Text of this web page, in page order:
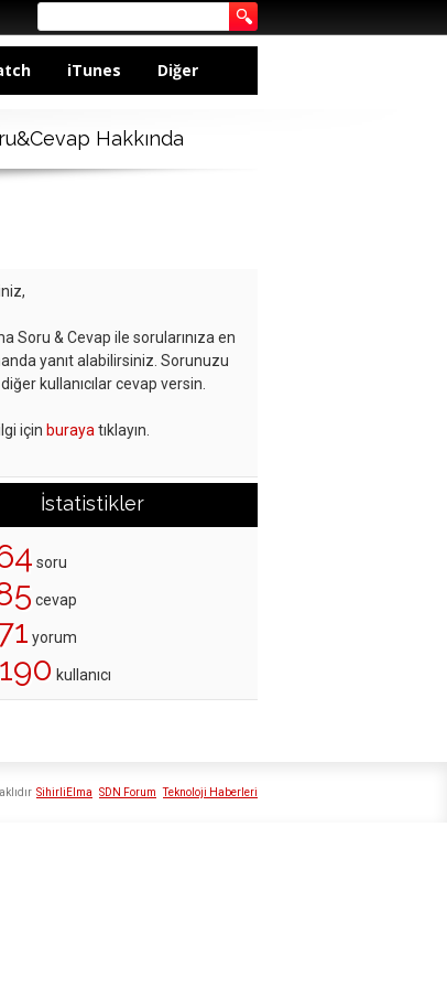
iTunes Diğer
Hakkında
Soru & Cevap ile sorularınıza en
yanıt alabilirsiniz. Sorunuzu
kullanıcılar cevap versin.
için buraya tıklayın.
İstatistikler
soru
cevap
yorum
kullanıcı
SihirliElma SDN Forum Teknoloji Haberleri